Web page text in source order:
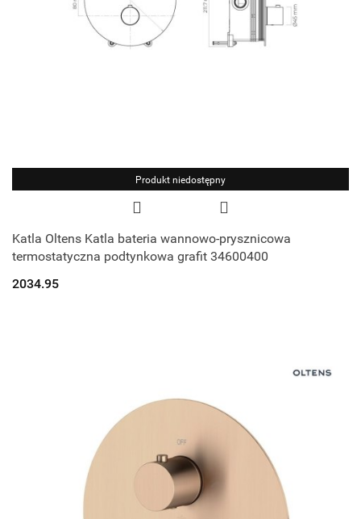
Produkt niedostępny
Katla Oltens Katla bateria wannowo-prysznicowa
termostatyczna podtynkowa grafit 34600400
2034.95